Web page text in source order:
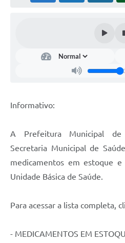
Informativo:
A Prefeitura Municipal de
Secretaria Municipal de
medicamentos em estoque
Unidade Básica de Saúde.
Para acessar a lista completa,
- MEDICAMENTOS EM